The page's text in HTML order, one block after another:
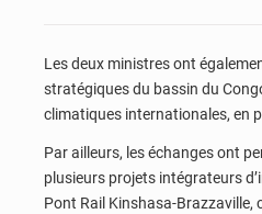
Les deux ministres ont
stratégiques du bassin du
climatiques internationales, en
Par ailleurs, les échanges ont
plusieurs projets intégrateurs
Pont Rail Kinshasa-Brazzaville,